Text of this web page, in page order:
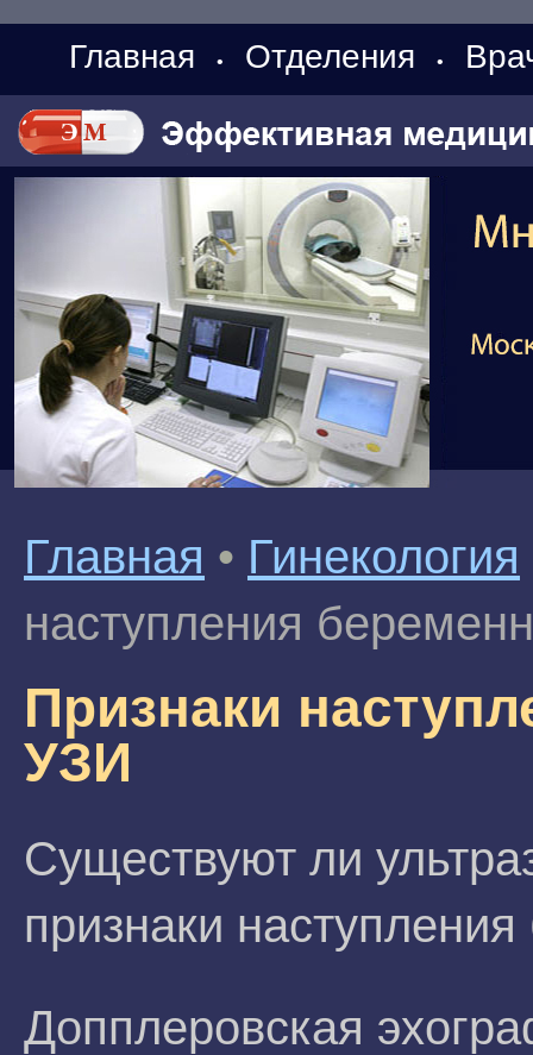
Главная • Отделения •
Главная • Гинекология
наступления
Признаки
УЗИ
Существуют ли
признаки
Допплеровская